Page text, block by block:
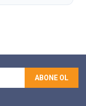
ABONE OL